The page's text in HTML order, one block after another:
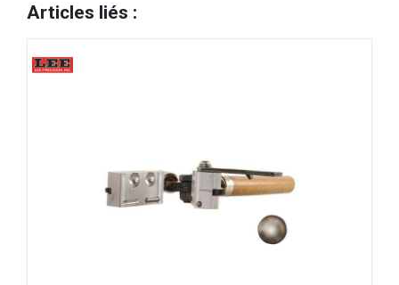
Articles liés :